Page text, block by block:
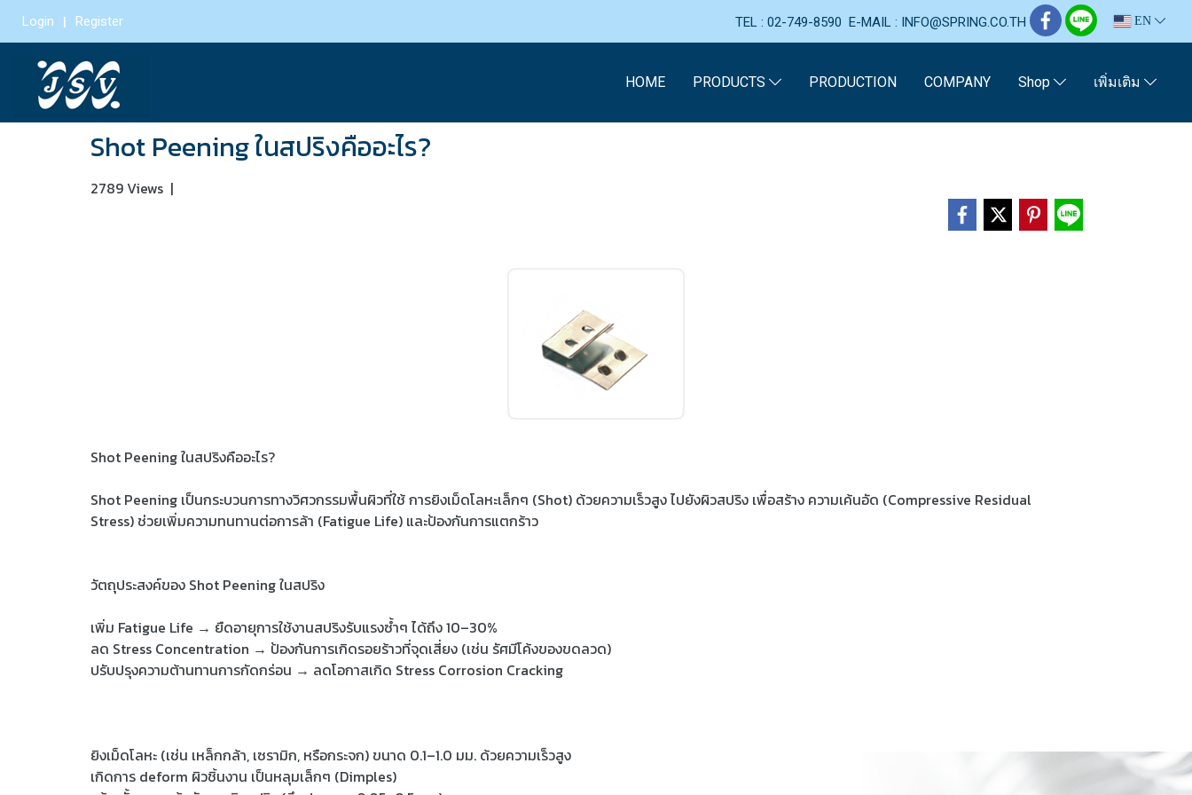
Login Register TEL : 02-749-8590 E-MAIL : INFO@SPRING.CO.TH EN
HOME PRODUCTS PRODUCTION COMPANY Shop เพิ่มเติม
Shot Peening ในสปริงคืออะไร?
2789 Views |
Shot Peening ในสปริงคืออะไร?
Shot Peening เป็นกระบวนการทางวิศวกรรมพื้นผิวที่ใช้ การยิงเม็ดโลหะเล็กๆ (Shot) ด้วยความเร็วสูง ไปยังผิวสปริง เพื่อสร้าง ความเค้นอัด (Compressive Residual
Stress) ช่วยเพิ่มความทนทานต่อการล้า (Fatigue Life) และป้องกันการแตกร้าว
วัตถุประสงค์ของ Shot Peening ในสปริง
เพิ่ม Fatigue Life → ยืดอายุการใช้งานสปริงรับแรงซ้ำๆ ได้ถึง 10–30%
ลด Stress Concentration → ป้องกันการเกิดรอยร้าวที่จุดเสี่ยง (เช่น รัศมีโค้งของขดลวด)
ปรับปรุงความต้านทานการกัดกร่อน → ลดโอกาสเกิด Stress Corrosion Cracking
ยิงเม็ดโลหะ (เช่น เหล็กกล้า, เซรามิก, หรือกระจก) ขนาด 0.1–1.0 มม. ด้วยความเร็วสูง
เกิดการ deform ผิวชิ้นงาน เป็นหลุมเล็กๆ (Dimples)